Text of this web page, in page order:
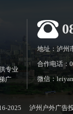
专业
广
地址：泸州
合作电话：
微信：
2025 泸州户外广告